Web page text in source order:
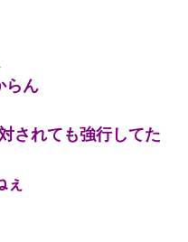
中学に入ってから関係を持
してやる」と脅迫されたの
わかりやすいところに隠し
よう！」→ 結果
らん
されても強行してた
ぇ